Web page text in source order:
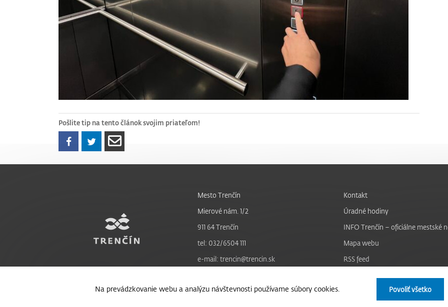
Pošlite tip na tento článok svojim priateľom!
Na prevádzkovanie webu a analýzu návštevnosti používame súbory cookies. Povoliť všetko
Mesto Trenčín
Mierové nám. 1/2
911 64 Trenčín
tel: 032/6504 111
e-mail: trencin@trencin.sk
Kontakt
Úradné hodiny
INFO Trenčín – oficiálne mestské
Mapa webu
RSS feed